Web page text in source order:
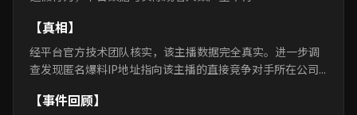
【真相】
经平台官方技术团队核实，该主播数据完全真实。进一步调
查发现匿名爆料IP地址指向该主播的直接竞争对手所在公司...
【事件回顾】